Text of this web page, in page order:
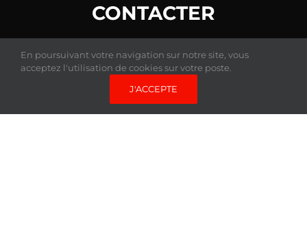
CONTACTER
pour un devis gratuit.
DEVIS GRATUIT
En poursuivant votre navigation sur notre site, vous
acceptez l'utilisation de cookies sur votre poste.
J'ACCEPTE